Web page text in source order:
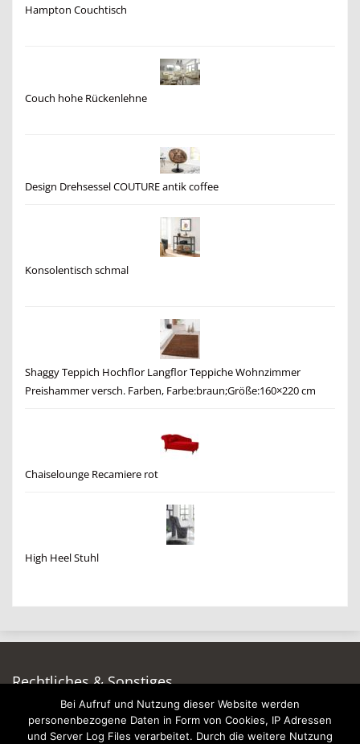
Hampton Couchtisch
Couch hohe Rückenlehne
Design Drehsessel COUTURE antik coffee
Konsolentisch schmal
Shaggy Teppich Hochflor Langflor Teppiche Wohnzimmer
Preishammer versch. Farben, Farbe:braun;Größe:160×220 cm
Chaiselounge Recamiere rot
High Heel Stuhl
Rechtliches & Sonstiges
Auf dieser Seite werben
Datenschutzerklärung
Bei Aufruf und Nutzung dieser Website werden
personenbezogene Daten in Form von Cookies, IP Adressen
und Server Log Files verarbeitet. Durch die weitere Nutzung